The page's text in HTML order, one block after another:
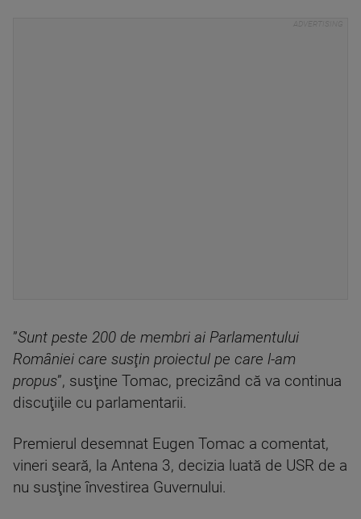
”Sunt peste 200 de membri ai Parlamentului
României care susţin proiectul pe care l-am
propus”, susţine Tomac, precizând că va continua
discuţiile cu parlamentarii.
Premierul desemnat Eugen Tomac a comentat,
vineri seară, la Antena 3, decizia luată de USR de a
nu susţine învestirea Guvernului.